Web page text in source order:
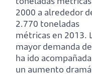
2000 a alrededor
2.770 toneladas
métricas en 2013.
mayor demanda
ha ido
un aumento